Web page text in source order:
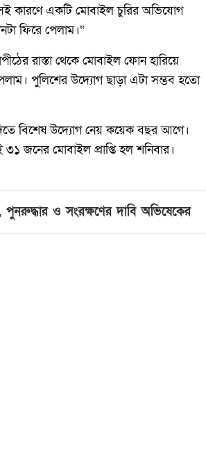
কারণে একটি মোবাইল চুরির অভিযোগ
ফিরে পেলাম।“
রাস্তা থেকে মোবাইল ফোন হারিয়ে
পুলিশের উদ্যোগ ছাড়া এটা সম্ভব হতো
বিশেষ উদ্যোগ নেয় কয়েক বছর আগে।
৩১ জনের মোবাইল প্রাপ্তি হল শনিবার।
পুনরুদ্ধার ও সংরক্ষণের দাবি অভিষেকের